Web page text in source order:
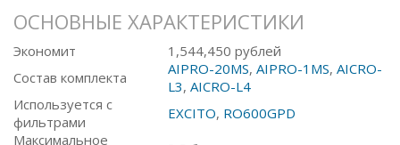
ОСНОВНЫЕ ХАРАКТЕРИСТИКИ
Экономит
1,544,450 рублей
Состав комплекта
AIPRO-20MS, AIPRO-1MS, AICRO-
L3, AICRO-L4
Используется с
фильтрами
EXCITO, RO600GPD
Максимальное